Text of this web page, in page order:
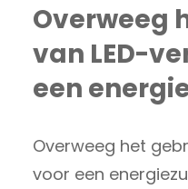
Overweeg
van LED-
een
Overweeg het
voor een